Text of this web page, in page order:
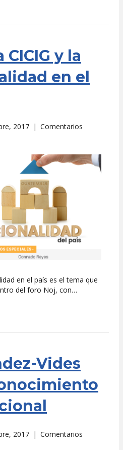
CICIG y la
en el
2017 | Comentarios
en el país es el tema que
del foro Noj, con…
Vides
2017 | Comentarios